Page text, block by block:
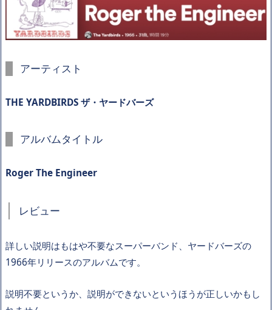
アーティスト
THE YARDBIRDS ザ・ヤードバーズ
アルバムタイトル
Roger The Engineer
レビュー
詳しい説明はもはや不要なスーパーバンド、ヤードバーズの
1966年リリースのアルバムです。
説明不要というか、説明ができないというほうが正しいかもし